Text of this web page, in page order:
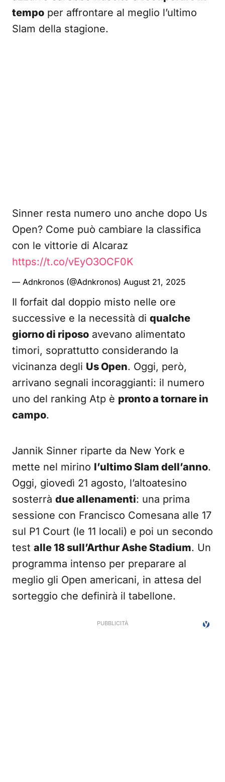
tempo per affrontare al meglio l’ultimo
Slam della stagione.
Sinner resta numero uno anche dopo Us
Open? Come può cambiare la classifica
con le vittorie di Alcaraz
https://t.co/vEyO3OCF0K
— Adnkronos (@Adnkronos) August 21, 2025
Il forfait dal doppio misto nelle ore
successive e la necessità di qualche
giorno di riposo avevano alimentato
timori, soprattutto considerando la
vicinanza degli Us Open. Oggi, però,
arrivano segnali incoraggianti: il numero
uno del ranking Atp è pronto a tornare in
campo.
Jannik Sinner riparte da New York e
mette nel mirino l’ultimo Slam dell’anno.
Oggi, giovedì 21 agosto, l’altoatesino
sosterrà due allenamenti: una prima
sessione con Francisco Comesana alle 17
sul P1 Court (le 11 locali) e poi un secondo
test alle 18 sull’Arthur Ashe Stadium. Un
programma intenso per preparare al
meglio gli Open americani, in attesa del
sorteggio che definirà il tabellone.